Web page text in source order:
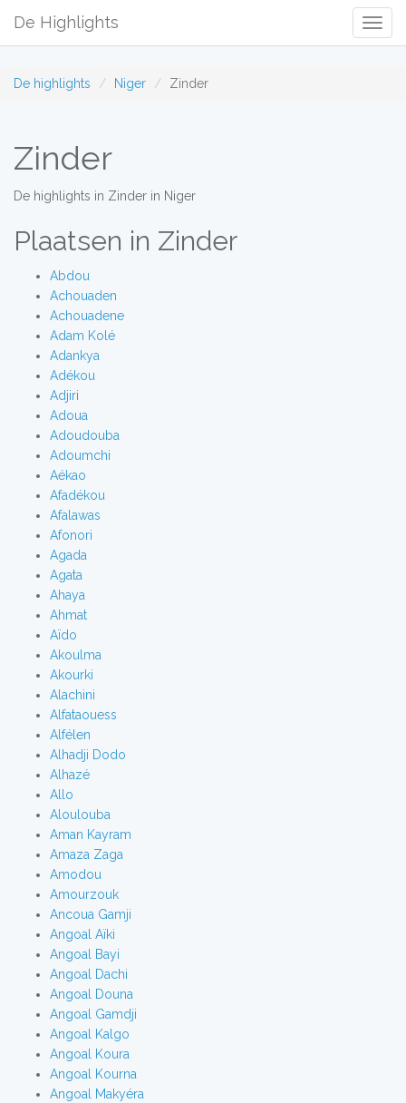
De Highlights
De highlights Niger Zinder
Zinder
De highlights in Zinder in Niger
Plaatsen in Zinder
Abdou
Achouaden
Achouadene
Adam Kolé
Adankya
Adékou
Adjiri
Adoua
Adoudouba
Adoumchi
Aékao
Afadékou
Afalawas
Afonori
Agada
Agata
Ahaya
Ahmat
Aïdo
Akoulma
Akourki
Alachini
Alfataouess
Alfélen
Alhadji Dodo
Alhazé
Allo
Aloulouba
Aman Kayram
Amaza Zaga
Amodou
Amourzouk
Ancoua Gamji
Angoal Aïki
Angoal Bayi
Angoal Dachi
Angoal Douna
Angoal Gamdji
Angoal Kalgo
Angoal Koura
Angoal Kourna
Angoal Makyéra